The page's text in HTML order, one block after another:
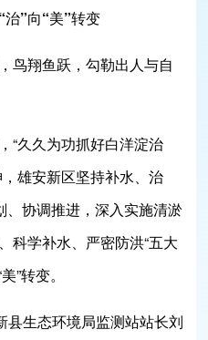
”向“美”转变
鸟翔鱼跃，勾勒出人与自
“久久为功抓好白洋淀治
雄安新区坚持补水、治
、协调推进，深入实施清淤
科学补水、严密防洪“五大
”转变。
县生态环境局监测站站长刘